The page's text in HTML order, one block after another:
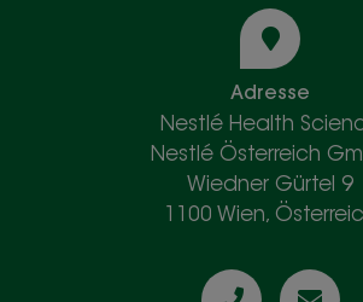
Adresse
Nestlé Health
Nestlé Österreich
Wiedner Gürtel 9
1100 Wien,